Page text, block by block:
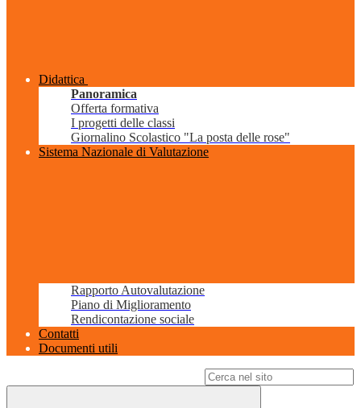
Didattica
Panoramica
Offerta formativa
I progetti delle classi
Giornalino Scolastico "La posta delle rose"
Sistema Nazionale di Valutazione
Rapporto Autovalutazione
Piano di Miglioramento
Rendicontazione sociale
Contatti
Documenti utili